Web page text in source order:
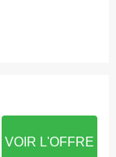
VOIR L'OFFRE